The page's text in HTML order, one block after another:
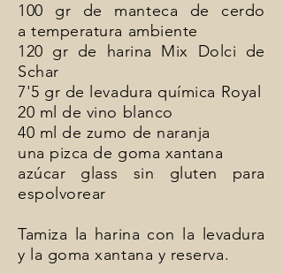
100 gr de manteca de cerdo
a temperatura ambiente
120 gr de harina Mix Dolci de
Schar
7'5 gr de levadura química Royal
20 ml de vino blanco
40 ml de zumo de naranja
una pizca de goma xantana
azúcar glass sin gluten para
espolvorear
Tamiza la harina con la levadura
y la goma xantana y reserva.